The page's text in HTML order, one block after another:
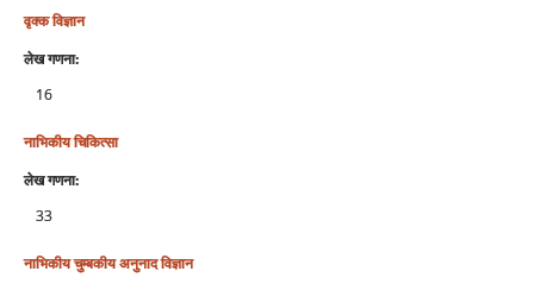
वृक्‍क विज्ञान
लेख गणना:
16
नाभिकीय चिकित्‍सा
लेख गणना:
33
नाभिकीय चुम्‍बकीय अनुनाद विज्ञान